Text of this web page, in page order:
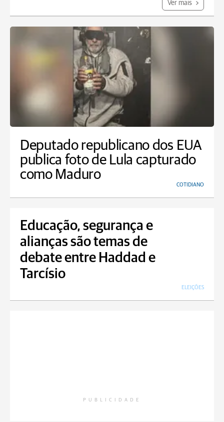
Ver mais
Deputado republicano dos EUA
publica foto de Lula capturado
como Maduro
COTIDIANO
Educação, segurança e
alianças são temas de
debate entre Haddad e
Tarcísio
ELEIÇÕES
PUBLICIDADE